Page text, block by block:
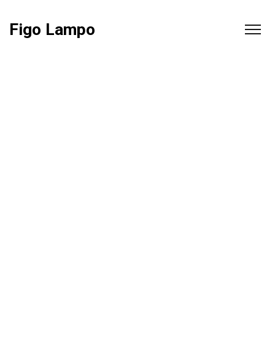
Figo Lampo